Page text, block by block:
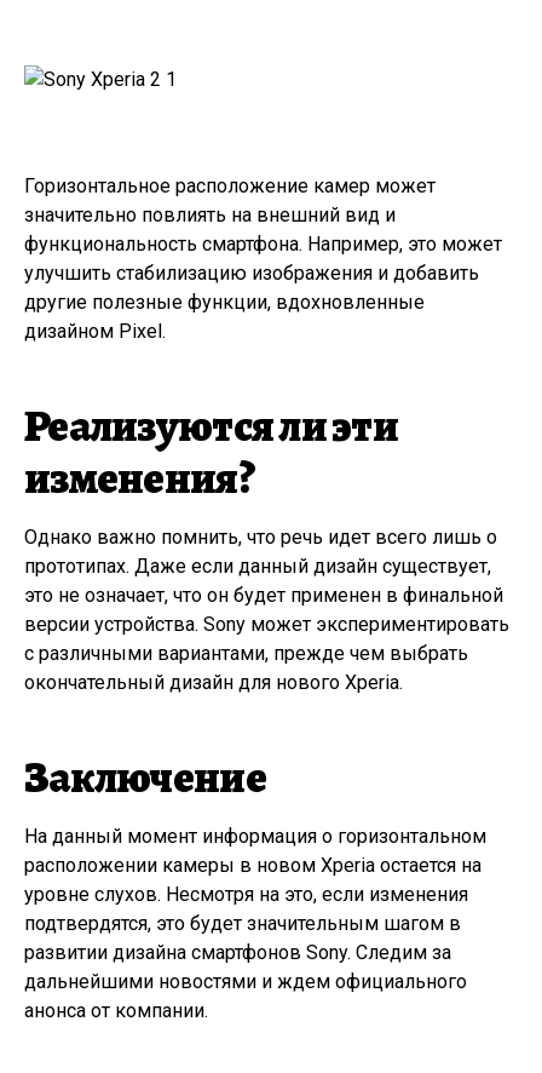
Горизонтальное расположение камер может
значительно повлиять на внешний вид и
функциональность смартфона. Например, это может
улучшить стабилизацию изображения и добавить
другие полезные функции, вдохновленные
дизайном Pixel.
Реализуются ли эти
изменения?
Однако важно помнить, что речь идет всего лишь о
прототипах. Даже если данный дизайн существует,
это не означает, что он будет применен в финальной
версии устройства. Sony может экспериментировать
с различными вариантами, прежде чем выбрать
окончательный дизайн для нового Xperia.
Заключение
На данный момент информация о горизонтальном
расположении камеры в новом Xperia остается на
уровне слухов. Несмотря на это, если изменения
подтвердятся, это будет значительным шагом в
развитии дизайна смартфонов Sony. Следим за
дальнейшими новостями и ждем официального
анонса от компании.